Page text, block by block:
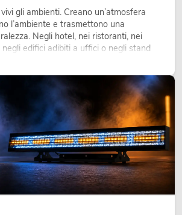
gli ambienti. Creano un’atmosfera
l’ambiente e trasmettono una
Negli hotel, nei ristoranti, nei
edifici adibiti a uffici o negli stand
di alta qualità è ormai parte